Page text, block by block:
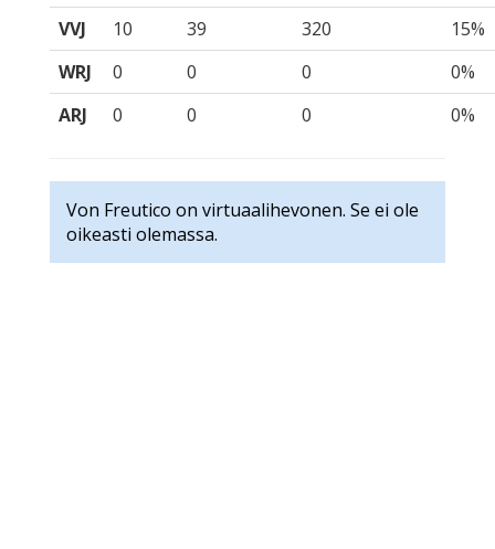
VVJ
10 39 320
15%
WRJ
0 0 0
0%
ARJ
0 0 0 0%
Von Freutico on virtuaalihevonen. Se ei ole
oikeasti olemassa.